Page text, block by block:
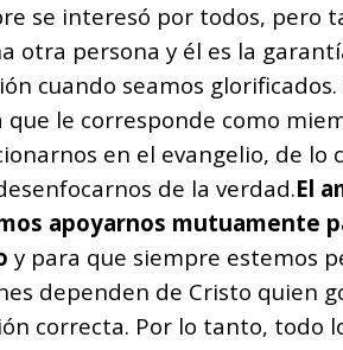
se interesó por todos, pero
otra persona y él es la
cuando seamos glorificados.
le corresponde como
en el evangelio, de lo
de la verdad.El
apoyarnos mutuamente
y para que siempre estemos
dependen de Cristo quien
correcta. Por lo tanto, todo